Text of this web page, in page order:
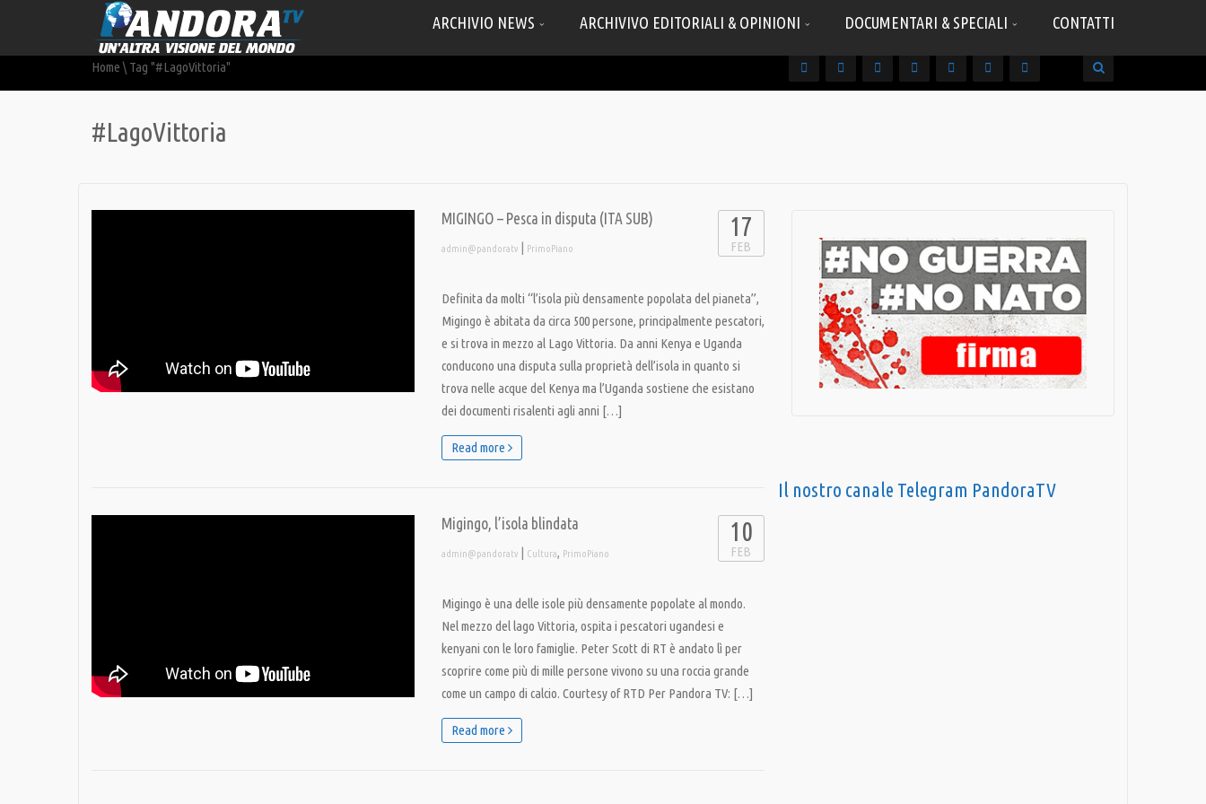
ARCHIVIO NEWS ARCHIVIVO EDITORIALI & OPINIONI DOCUMENTARI & SPECIALI CONTATTI
Home \ Tag "#LagoVittoria"
#LagoVittoria
MIGINGO – Pesca in disputa (ITA SUB)
admin@pandoratv | PrimoPiano
17
FEB
Definita da molti “l’isola più densamente popolata del pianeta”,
Migingo è abitata da circa 500 persone, principalmente pescatori,
e si trova in mezzo al Lago Vittoria. Da anni Kenya e Uganda
conducono una disputa sulla proprietà dell’isola in quanto si
trova nelle acque del Kenya ma l’Uganda sostiene che esistano
dei documenti risalenti agli anni […]
Read more
Migingo, l’isola blindata
admin@pandoratv | Cultura, PrimoPiano
10
FEB
Migingo è una delle isole più densamente popolate al mondo.
Nel mezzo del lago Vittoria, ospita i pescatori ugandesi e
kenyani con le loro famiglie. Peter Scott di RT è andato lì per
scoprire come più di mille persone vivono su una roccia grande
come un campo di calcio. Courtesy of RTD Per Pandora TV: […]
Read more
Il nostro canale Telegram PandoraTV